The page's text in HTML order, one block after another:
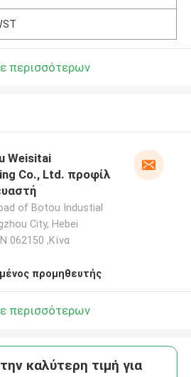
περισσότερων
Weisitai
Co., Ltd. προφίλ
of Botou Industial
City, Hebei
062150 ,Κίνα
προμηθευτής
περισσότερων
καλύτερη τιμή για